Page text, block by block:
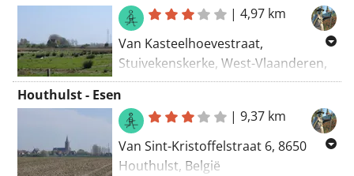
|4,97 km
Van Kasteelhoevestraat,
Stuivekenskerke, West-Vlaanderen,
8600, België
Naar Pervijzestraat, Diksmuide,
West-Vlaanderen, 8600, België
Routering: Wandel - mooiste
Houthulst - Esen
|9,37 km
Van Sint-Kristoffelstraat 6, 8650
Houthulst, België